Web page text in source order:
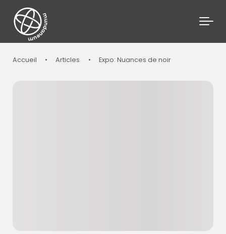
Skip to main content
Accueil • Articles • Expo: Nuances de noir